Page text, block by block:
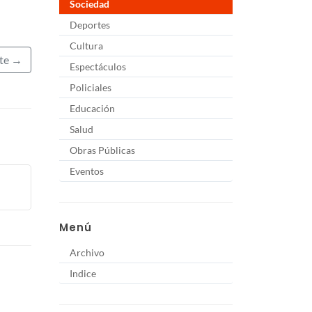
→
Sociedad
Deportes
Cultura
Espectáculos
Policiales
Educación
Salud
Obras Públicas
Eventos
Menú
Archivo
Indice